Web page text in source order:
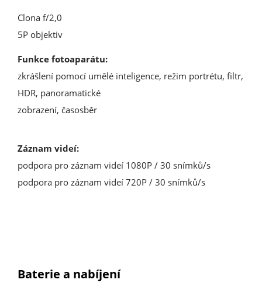
Clona f/2,0
5P objektiv
Funkce fotoaparátu:
zkrášlení pomocí umělé inteligence, režim portrétu, filtr,
HDR, panoramatické
zobrazení, časosběr
Záznam videí:
podpora pro záznam videí 1080P / 30 snímků/s
podpora pro záznam videí 720P / 30 snímků/s
Baterie a nabíjení